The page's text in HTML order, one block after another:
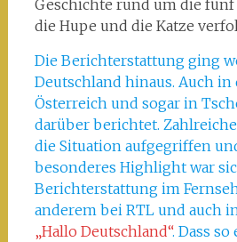
Geschichte rund um die fünf
die Hupe und die Katze
Die Berichterstattung ging
Deutschland hinaus. Auch in
Österreich und sogar in
darüber berichtet.
die Situation aufgegriffen
besonderes Highlight war
Berichterstattung im
anderem bei RTL und auch
„Hallo Deutschland“. Dass